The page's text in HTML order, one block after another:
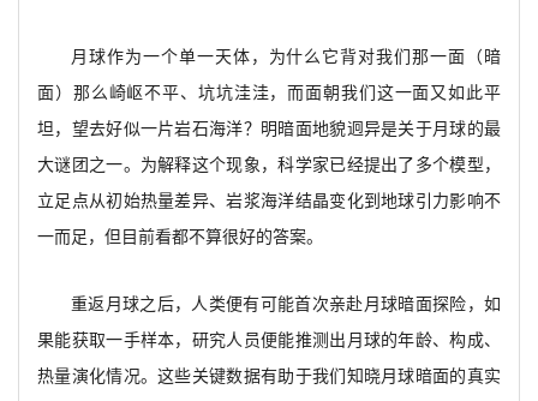
月球作为一个单一天体，为什么它背对我们那一面（暗
面）那么崎岖不平、坑坑洼洼，而面朝我们这一面又如此平
坦，望去好似一片岩石海洋？明暗面地貌迥异是关于月球的最
大谜团之一。为解释这个现象，科学家已经提出了多个模型，
立足点从初始热量差异、岩浆海洋结晶变化到地球引力影响不
一而足，但目前看都不算很好的答案。
重返月球之后，人类便有可能首次亲赴月球暗面探险，如
果能获取一手样本，研究人员便能推测出月球的年龄、构成、
热量演化情况。这些关键数据有助于我们知晓月球暗面的真实